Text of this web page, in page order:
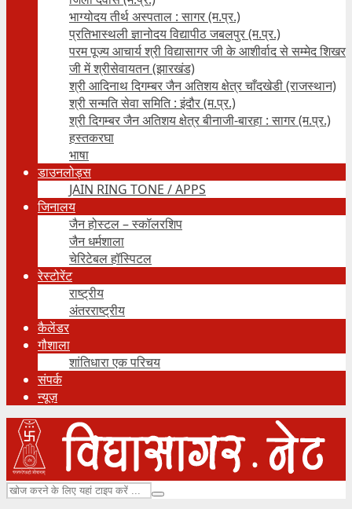
भाग्योदय तीर्थ अस्पताल : सागर (म.प्र.)
प्रतिभास्थली ज्ञानोदय विद्यापीठ जबलपुर (म.प्र.)
परम पूज्य आचार्य श्री विद्यासागर जी के आशीर्वाद से सम्मेद शिखर
जी में श्रीसेवायतन (झारखंड)
श्री आदिनाथ दिगम्बर जैन अतिशय क्षेत्र चाँदखेडी (राजस्थान)
श्री सन्मति सेवा समिति : इंदौर (म.प्र.)
श्री दिगम्बर जैन अतिशय क्षेत्र बीनाजी-बारहा : सागर (म.प्र.)
हस्तकरघा
भाषा
डाउनलोड्स
JAIN RING TONE / APPS
जिनालय
जैन होस्टल – स्कॉलरशिप
जैन धर्मशाला
चेरिटेबल हॉस्पिटल
रेस्टोरेंट
राष्ट्रीय
अंतरराष्ट्रीय
कैलेंडर
गौशाला
शांतिधारा एक परिचय
संपर्क
न्यूज़